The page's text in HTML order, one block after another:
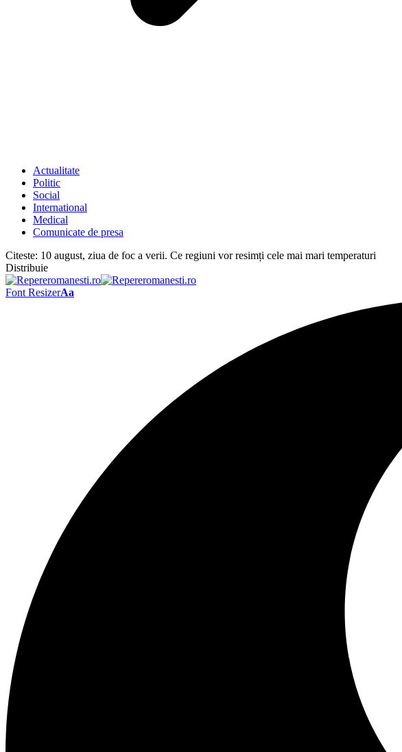
Actualitate
Politic
Social
International
Medical
Comunicate de presa
Citeste: 10 august, ziua de foc a verii. Ce regiuni vor resimți cele mai mari temperaturi
Distribuie
Font ResizerAa